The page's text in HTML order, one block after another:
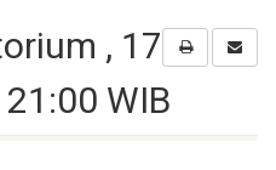
, 17
WIB